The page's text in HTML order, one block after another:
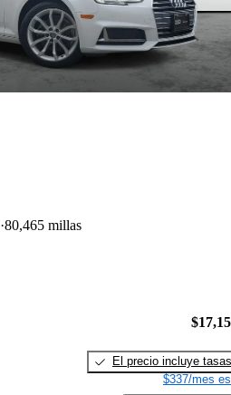
80,465 millas
El precio incluye tasas
$337/mes